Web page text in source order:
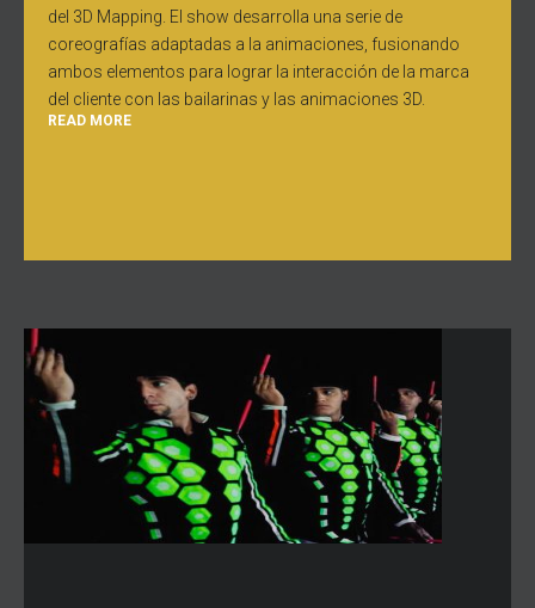
del 3D Mapping. El show desarrolla una serie de
coreografías adaptadas a la animaciones, fusionando
ambos elementos para lograr la interacción de la marca
del cliente con las bailarinas y las animaciones 3D.
READ MORE